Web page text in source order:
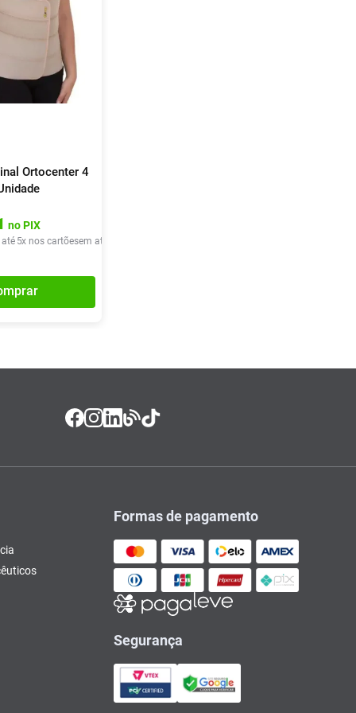
Ortocenter 4
no PIX
5x nos cartõesem até
Formas de pagamento
Segurança